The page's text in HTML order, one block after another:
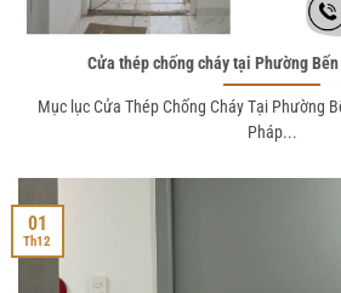
Cửa thép chống cháy tại Phường
Mục lục Cửa Thép Chống Cháy Tại Phường
Pháp...
01
Th12